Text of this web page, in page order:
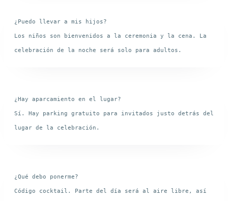
¿Puedo llevar a mis hijos?
Los niños son bienvenidos a la ceremonia y la cena. La
¿Hay aparcamiento en el lugar?
Sí. Hay parking gratuito para invitados justo detrás del
¿Qué debo ponerme?
Código cocktail. Parte del día será al aire libre, así